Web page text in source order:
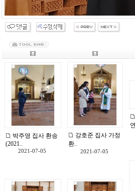
박주영 집사 환송
(2021..
2021-07-05
강호준 집사 가정
환..
2021-07-05